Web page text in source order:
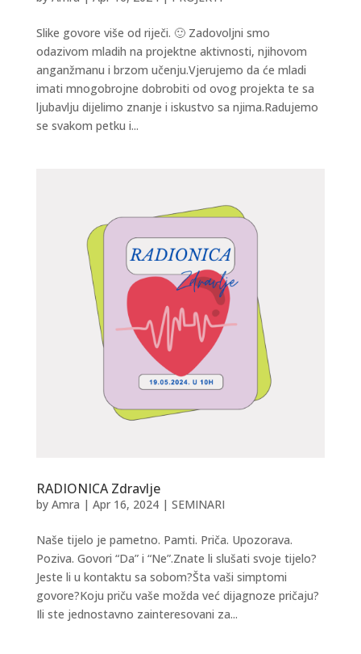
Slike govore više od riječi. 🙂 Zadovoljni smo
odazivom mladih na projektne aktivnosti, njihovom
anganžmanu i brzom učenju.Vjerujemo da će mladi
imati mnogobrojne dobrobiti od ovog projekta te sa
ljubavlju dijelimo znanje i iskustvo sa njima.Radujemo
se svakom petku i...
RADIONICA Zdravlje
by Amra | Apr 16, 2024| SEMINARI
Naše tijelo je pametno. Pamti. Priča. Upozorava.
Poziva. Govori “Da” i “Ne”.Znate li slušati svoje tijelo?
Jeste li u kontaktu sa sobom?Šta vaši simptomi
govore?Koju priču vaše možda već dijagnoze pričaju?
Ili ste jednostavno zainteresovani za...